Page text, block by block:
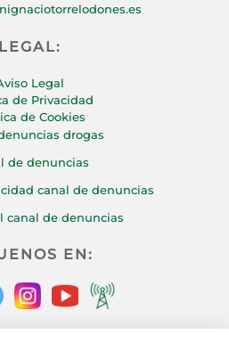
LEGAL:
Legal
de Privacidad
de Cookies
drogas
de denuncias
canal de denuncias
canal de denuncias
EN: